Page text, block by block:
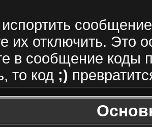
их отключить. Это
в сообщение
то код ;)